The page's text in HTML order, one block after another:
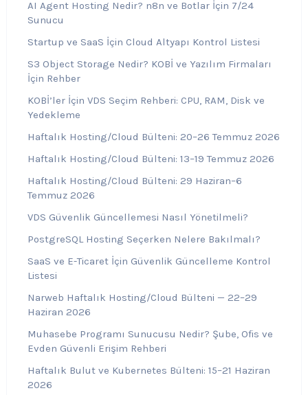
AI Agent Hosting Nedir? n8n ve Botlar İçin 7/24
Sunucu
Startup ve SaaS İçin Cloud Altyapı Kontrol Listesi
S3 Object Storage Nedir? KOBİ ve Yazılım Firmaları
İçin Rehber
KOBİ’ler İçin VDS Seçim Rehberi: CPU, RAM, Disk ve
Yedekleme
Haftalık Hosting/Cloud Bülteni: 20–26 Temmuz 2026
Haftalık Hosting/Cloud Bülteni: 13–19 Temmuz 2026
Haftalık Hosting/Cloud Bülteni: 29 Haziran–6
Temmuz 2026
VDS Güvenlik Güncellemesi Nasıl Yönetilmeli?
PostgreSQL Hosting Seçerken Nelere Bakılmalı?
SaaS ve E-Ticaret İçin Güvenlik Güncelleme Kontrol
Listesi
Narweb Haftalık Hosting/Cloud Bülteni — 22–29
Haziran 2026
Muhasebe Programı Sunucusu Nedir? Şube, Ofis ve
Evden Güvenli Erişim Rehberi
Haftalık Bulut ve Kubernetes Bülteni: 15–21 Haziran
2026